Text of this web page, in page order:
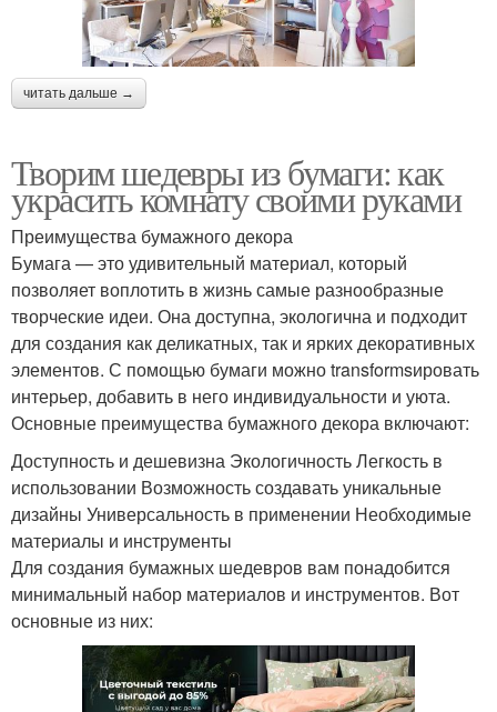
читать дальше →
Творим шедевры из бумаги: как
украсить комнату своими руками
Преимущества бумажного декора
Бумага — это удивительный материал, который
позволяет воплотить в жизнь самые разнообразные
творческие идеи. Она доступна, экологична и подходит
для создания как деликатных, так и ярких декоративных
элементов. С помощью бумаги можно transformsировать
интерьер, добавить в него индивидуальности и уюта.
Основные преимущества бумажного декора включают:
Доступность и дешевизна Экологичность Легкость в
использовании Возможность создавать уникальные
дизайны Универсальность в применении Необходимые
материалы и инструменты
Для создания бумажных шедевров вам понадобится
минимальный набор материалов и инструментов. Вот
основные из них: